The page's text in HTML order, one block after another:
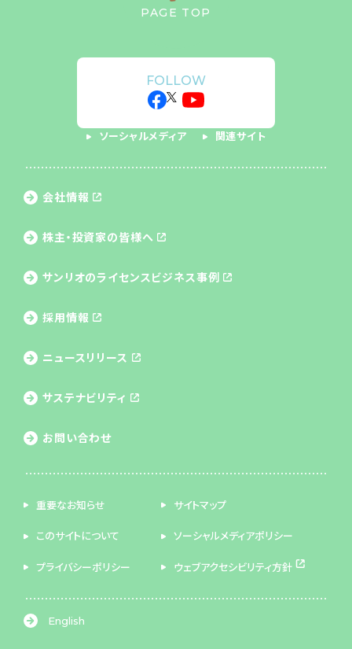
PAGE TOP
FOLLOW
ソーシャルメディア 関連サイト
会社情報
株主・投資家の皆様へ
サンリオのライセンスビジネス事例
採用情報
ニュースリリース
サステナビリティ
お問い合わせ
重要なお知らせ サイトマップ
このサイトについて ソーシャルメディアポリシー
プライバシーポリシー ウェブアクセシビリティ方針
English